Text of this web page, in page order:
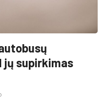
jų supirkimas